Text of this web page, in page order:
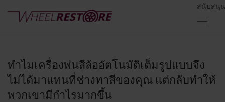
สนับสนุน
ทำไมเครื่องพ่นสีล้ออัตโนมัติเต็มรูปแบบจึง
ไม่ได้มาแทนที่ช่างทาสีของคุณ แต่กลับทำให้
พวกเขามีกำไรมากขึ้น